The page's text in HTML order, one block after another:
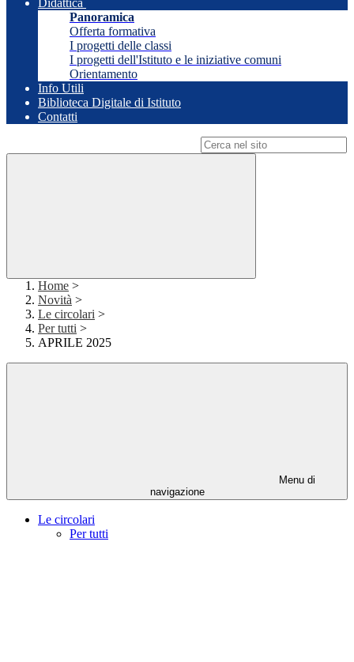
Didattica
Panoramica
Offerta formativa
I progetti delle classi
I progetti dell'Istituto e le iniziative comuni
Orientamento
Info Utili
Biblioteca Digitale di Istituto
Contatti
Home >
Novità >
Le circolari >
Per tutti >
APRILE 2025
Menu di
navigazione
Le circolari
Per tutti